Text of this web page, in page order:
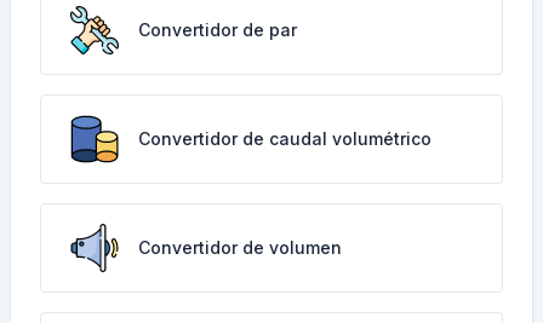
Convertidor de par
Convertidor de caudal volumétrico
Convertidor de volumen